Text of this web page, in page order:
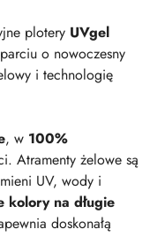
plotery UVgel
o nowoczesny
i technologię
, w 100%
Atramenty żelowe są
UV, wody i
kolory na długie
doskonałą